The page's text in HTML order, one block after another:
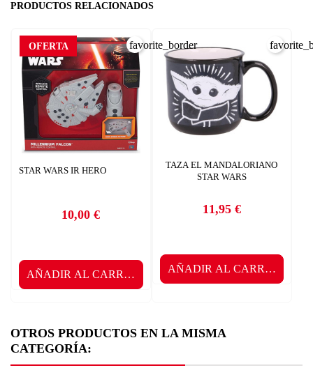
PRODUCTOS RELACIONADOS
STAR WARS IR HERO
Precio
10,00 €
OFERTA
AÑADIR AL CARRITO
favorite_border
TAZA EL MANDALORIANO
STAR WARS
Precio
11,95 €
AÑADIR AL CARRITO
OTROS PRODUCTOS EN LA MISMA
CATEGORÍA: